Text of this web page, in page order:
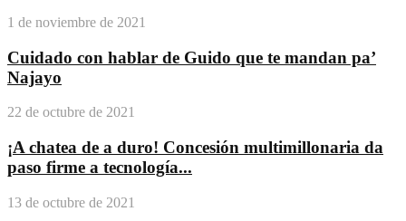
1 de noviembre de 2021
Cuidado con hablar de Guido que te mandan pa’
Najayo
22 de octubre de 2021
¡A chatea de a duro! Concesión multimillonaria da
paso firme a tecnología...
13 de octubre de 2021